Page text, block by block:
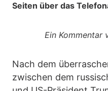
Seiten über das
Ein Kommentar
Nach dem
zwischen dem